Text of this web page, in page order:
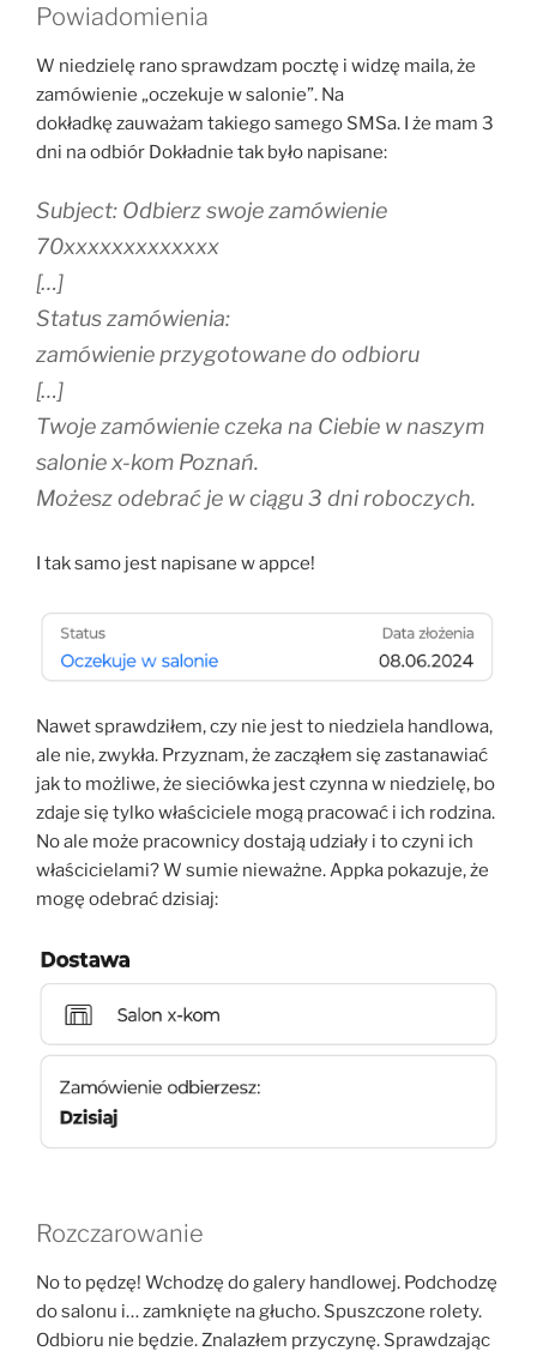
Powiadomienia
W niedzielę rano sprawdzam pocztę i widzę maila, że
zamówienie „oczekuje w salonie”. Na
dokładkę zauważam takiego samego SMSa. I że mam 3
dni na odbiór Dokładnie tak było napisane:
Subject: Odbierz swoje zamówienie
70xxxxxxxxxxxxx
[…]
Status zamówienia:
zamówienie przygotowane do odbioru
[…]
Twoje zamówienie czeka na Ciebie w naszym
salonie x-kom Poznań.
Możesz odebrać je w ciągu 3 dni roboczych.
I tak samo jest napisane w appce!
Nawet sprawdziłem, czy nie jest to niedziela handlowa,
ale nie, zwykła. Przyznam, że zacząłem się zastanawiać
jak to możliwe, że sieciówka jest czynna w niedzielę, bo
zdaje się tylko właściciele mogą pracować i ich rodzina.
No ale może pracownicy dostają udziały i to czyni ich
właścicielami? W sumie nieważne. Appka pokazuje, że
mogę odebrać dzisiaj:
Rozczarowanie
No to pędzę! Wchodzę do galery handlowej. Podchodzę
do salonu i… zamknięte na głucho. Spuszczone rolety.
Odbioru nie będzie. Znalazłem przyczynę. Sprawdzając